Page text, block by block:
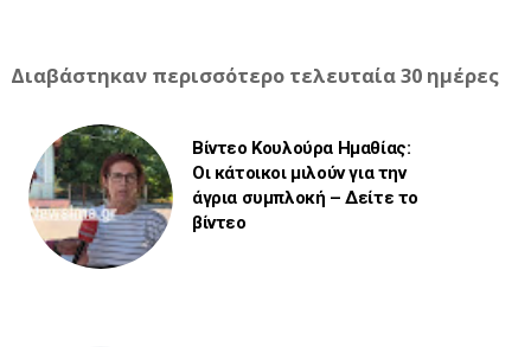
Διαβάστηκαν περισσότερο τελευταία 30 ημέρες
Βίντεο Κουλούρα Ημαθίας:
Οι κάτοικοι μιλούν για την
άγρια συμπλοκή – Δείτε το
βίντεο